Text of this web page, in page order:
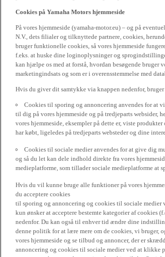
Cookies på Yamaha Motors hjemmeside
På vores hjemmeside (yamaha-motor.eu) – og på
N.V., dets filialer og tilknyttede partnere, cookies,
bruger funktionelle cookies, så vores hjemmeside
f.eks. at huske dine loginoplysninger og
kan hjælpe os med at forstå, hvordan besøgende bruger
marketingindsats og som er i overensstemmelse med
Hvis du giver dit samtykke via knappen nedenfor,
Cookies til sporing og annoncering anvendes for at
til dig på vores hjemmeside og på tredjeparts websider,
vores hjemmeside, eksempler på dette er, viste
har købt, ligeledes på tredjeparts websteder og dine
Cookies til sociale medier anvendes for at give dig
og så du let kan dele indhold direkte fra vores
medieplatforme, som tillader sociale medieplatforme at
Hvis du vil kunne bruge alle funktioner på vores
du acceptere cookies
til sporing og annoncering og cookies til sociale
kun ønsker at acceptere bestemte kategorier af cookies
nedenfor. Du kan også til enhver tid ændre dine
denne politik for at lære mere om de cookies, vi bruger,
vores hjemmeside og se tilbud og annoncer, der er
annoncering og cookies til sociale medier ved at klikke